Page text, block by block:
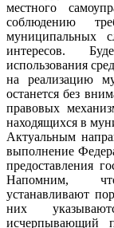
местного
соблюдению
муниципальных
интересов.
использования
на реализацию
останется без
правовых
находящихся в
Актуальным
выполнение
предоставления
Напомним,
устанавливают
них
исчерпывающий